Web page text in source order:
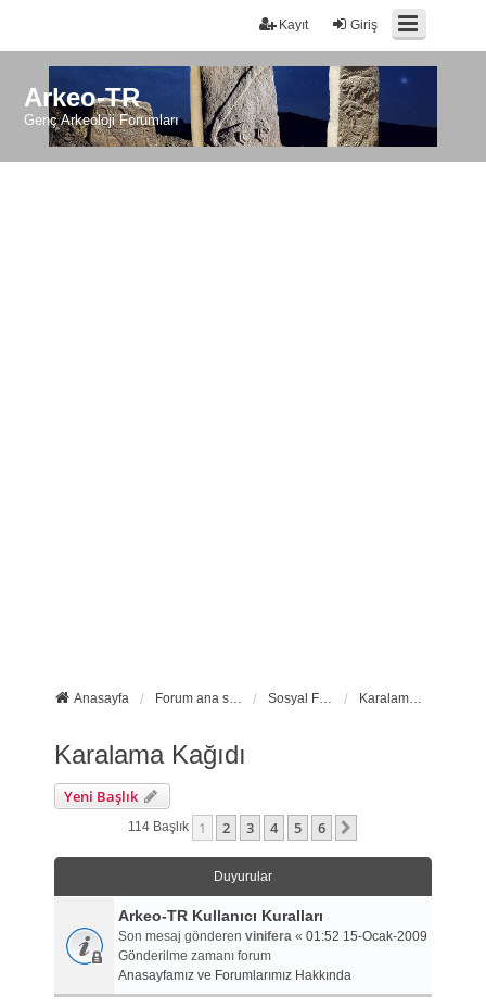
Giriş
Kayıt
Arkeo-TR
Genç Arkeoloji Forumları
Anasayfa Forum ana sayfa Sosyal Forumlarımız Karalama Kağıdı
Karalama Kağıdı
Yeni Başlık
114 Başlık 1 2 3 4 5 6
Duyurular
Arkeo-TR Kullanıcı Kuralları
Son mesaj gönderen vinifera« 01:52 15-Ocak-2009
Gönderilme zamanı forum
Anasayfamız ve Forumlarımız Hakkında